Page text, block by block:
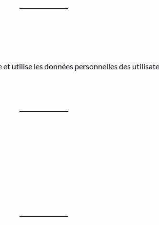
utilise les données personnelles des